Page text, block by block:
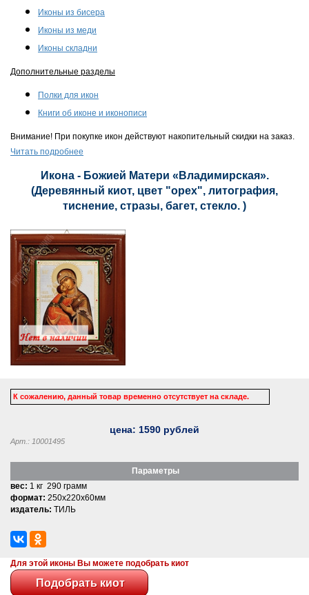
Иконы из бисера
Иконы из меди
Иконы складни
Дополнительные разделы
Полки для икон
Книги об иконе и иконописи
Внимание! При покупке икон действуют накопительный скидки на заказ.
Читать подробнее
Икона - Божией Матери «Владимирская».
(Деревянный киот, цвет "орех", литография,
тиснение, стразы, багет, стекло. )
К сожалению, данный товар временно отсутствует на складе.
цена: 1590 рублей
Арт.: 10001495
Параметры
вес: 1 кг 290 грамм
формат: 250x220x60мм
издатель: ТИЛЬ
Для этой иконы Вы можете подобрать киот